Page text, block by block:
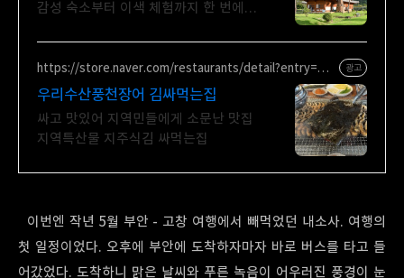
감성 숙소부터 이색 체험까지 한 번에
https://store.naver.com/restaurants/detail?entry=plt
광고
우리수산풍천장어 김싸먹는집
싸고 맛있어 지역민들에게 소문난 맛집
지역특산물 지주식김 싸먹는집
이번엔 작년 5월 부안 - 고창 여행에서 빼먹었던 내소사. 여행의
첫 일정이었다. 오후에 부안에 도착하자마자 바로 버스를 타고 들
어갔었다. 도착하니 맑은 날씨와 푸른 녹음이 어우러진 풍경이 눈